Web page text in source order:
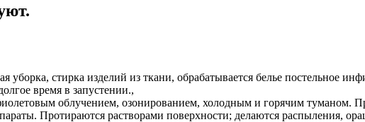
стирка изделий из ткани, обрабатывается белье постельное
время в запустении.,
облучением, озонированием, холодным и горячим туманом.
Протираются растворами поверхности; делаются распыления,